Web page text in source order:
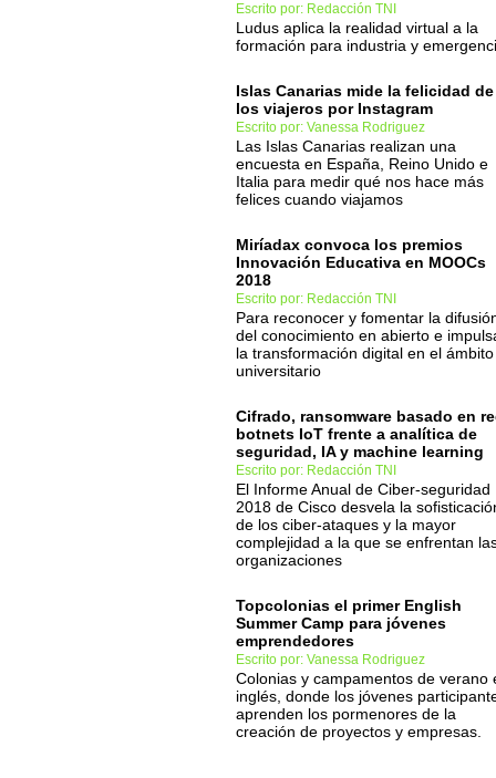
Escrito por: Redacción TNI
Ludus aplica la realidad virtual a la
formación para industria y
Islas Canarias mide la felicidad de
los viajeros por Instagram
Escrito por: Vanessa Rodriguez
Las Islas Canarias realizan una
encuesta en España, Reino Unido e
Italia para medir qué nos hace más
felices cuando viajamos
Miríadax convoca los premios
Innovación Educativa en MOOCs
2018
Escrito por: Redacción TNI
Para reconocer y fomentar la
del conocimiento en abierto e
la transformación digital en el ámbito
universitario
Cifrado, ransomware basado en
botnets IoT frente a analítica de
seguridad, IA y machine learning
Escrito por: Redacción TNI
El Informe Anual de Ciber-seguridad
2018 de Cisco desvela la
de los ciber-ataques y la mayor
complejidad a la que se enfrentan
organizaciones
Topcolonias el primer English
Summer Camp para jóvenes
emprendedores
Escrito por: Vanessa Rodriguez
Colonias y campamentos de verano
inglés, donde los jóvenes
aprenden los pormenores de la
creación de proyectos y empresas.